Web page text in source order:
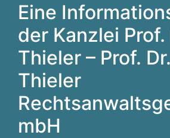
Eine
der Kanzlei Prof.
Thieler – Prof.
Thieler
mbH